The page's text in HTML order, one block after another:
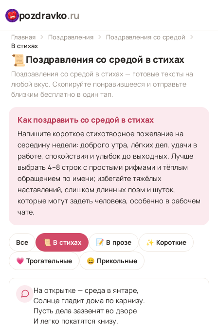
pozdravko.ru
Главная Поздравления
Поздравления со средой
В стихах
📜Поздравления со средой в стихах
Поздравления со средой в стихах — готовые тексты на
любой вкус. Скопируйте понравившееся и отправьте
близким бесплатно в один тап.
Как поздравить со средой в стихах
Напишите короткое стихотворное пожелание на
середину недели: доброго утра, лёгких дел, удачи в
работе, спокойствия и улыбок до выходных. Лучше
выбрать 4–8 строк с простыми рифмами и тёплым
обращением по имени; избегайте тяжёлых
наставлений, слишком длинных поэм и шуток,
которые могут задеть человека, особенно в рабочем
чате.
Все 📜 В стихах 📝 В прозе ✨ Короткие
💗 Трогательные 😄 Прикольные
На открытке — среда в янтаре,
Солнце гладит дома по карнизу.
Пусть дела зазвенят во дворе
И легко покатятся книзу.